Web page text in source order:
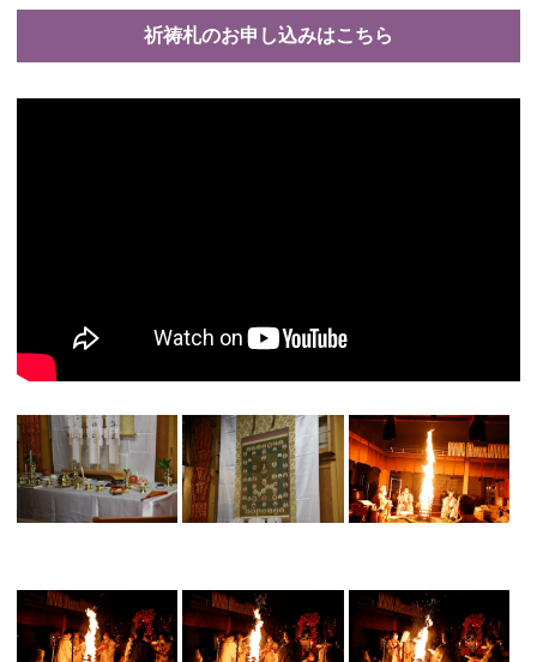
祈祷札のお申し込みはこちら